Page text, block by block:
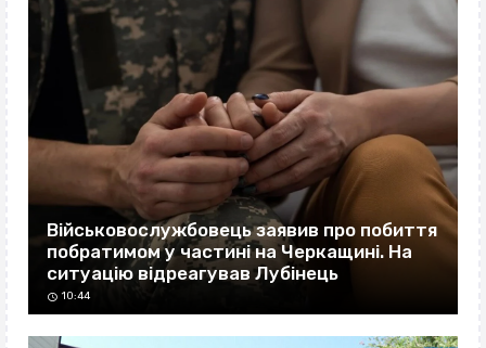
Військовослужбовець заявив про побиття
побратимом у частині на Черкащині. На
ситуацію відреагував Лубінець
10:44